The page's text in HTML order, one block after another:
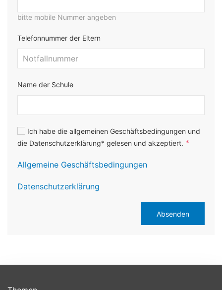
bitte mobile Nummer angeben
Telefonnummer der Eltern
Name der Schule
Ich habe die allgemeinen Geschäftsbedingungen und
die Datenschutzerklärung* gelesen und akzeptiert. *
Allgemeine Geschäftsbedingungen
Datenschutzerklärung
Absenden